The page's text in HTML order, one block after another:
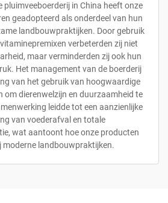
pluimveeboerderij in China heeft onze
geadopteerd als onderdeel van hun
landbouwpraktijken. Door gebruik
verbeterden zij niet
maar verminderden zij ook hun
Het management van de boerderij
van het gebruik van hoogwaardige
om dierenwelzijn en duurzaamheid te
leidde tot een aanzienlijke
van voederafval en totale
wat aantoont hoe onze producten
moderne landbouwpraktijken.